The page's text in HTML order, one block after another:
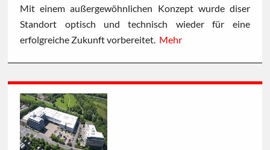
Mit einem außergewöhnlichen Konzept wurde diser
Standort optisch und technisch wieder für eine
erfolgreiche Zukunft vorbereitet. Mehr